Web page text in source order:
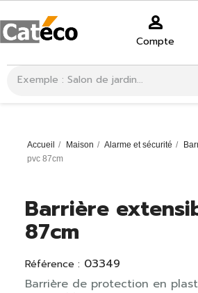
Compte
Accueil Maison Alarme et sécurité
pvc 87cm
Barrière
87cm
Référence : 03349
Barrière de protection en